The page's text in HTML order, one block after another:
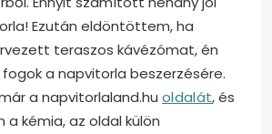
Ezután eldöntöttem, ha
teraszos kávézómat, én
a napvitorla beszerzésére.
a napvitorlaland.hu oldalát, és
kémia, az oldal külön